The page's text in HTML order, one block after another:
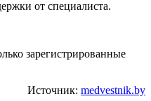
от специалиста.
зарегистрированные
Источник: medvestnik.by